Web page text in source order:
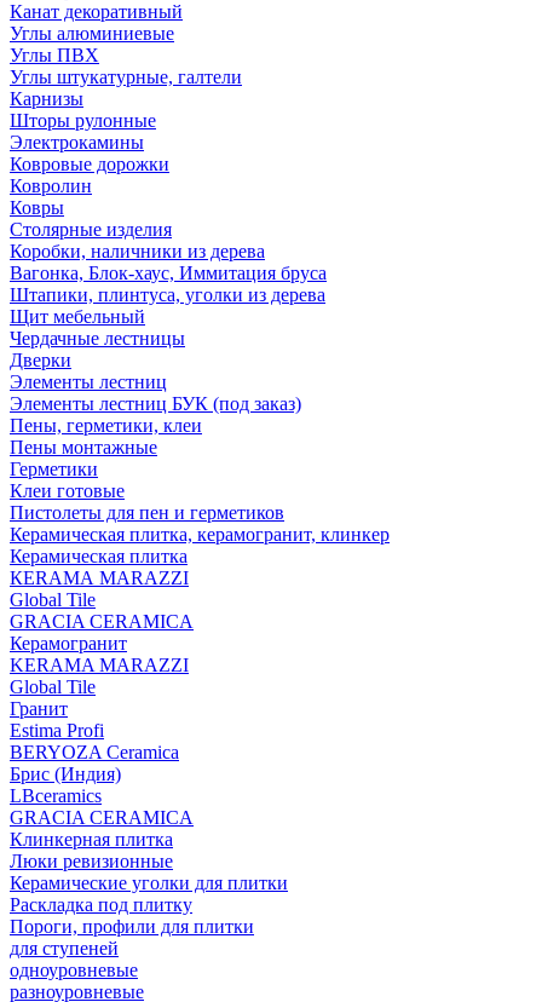
Канат декоративный
Углы алюминиевые
Углы ПВХ
Углы штукатурные, галтели
Карнизы
Шторы рулонные
Электрокамины
Ковровые дорожки
Ковролин
Ковры
Столярные изделия
Коробки, наличники из дерева
Вагонка, Блок-хаус, Иммитация бруса
Штапики, плинтуса, уголки из дерева
Щит мебельный
Чердачные лестницы
Дверки
Элементы лестниц
Элементы лестниц БУК (под заказ)
Пены, герметики, клеи
Пены монтажные
Герметики
Клеи готовые
Пистолеты для пен и герметиков
Керамическая плитка, керамогранит, клинкер
Керамическая плитка
КЕRАМА MARAZZI
Global Tile
GRACIA CERAMICA
Керамогранит
KERAMA MARAZZI
Global Tile
Гранит
Estima Profi
BERYOZA Ceramica
Брис (Индия)
LBceramics
GRACIA CERAMICA
Клинкерная плитка
Люки ревизионные
Керамические уголки для плитки
Раскладка под плитку
Пороги, профили для плитки
для ступеней
одноуровневые
разноуровневые